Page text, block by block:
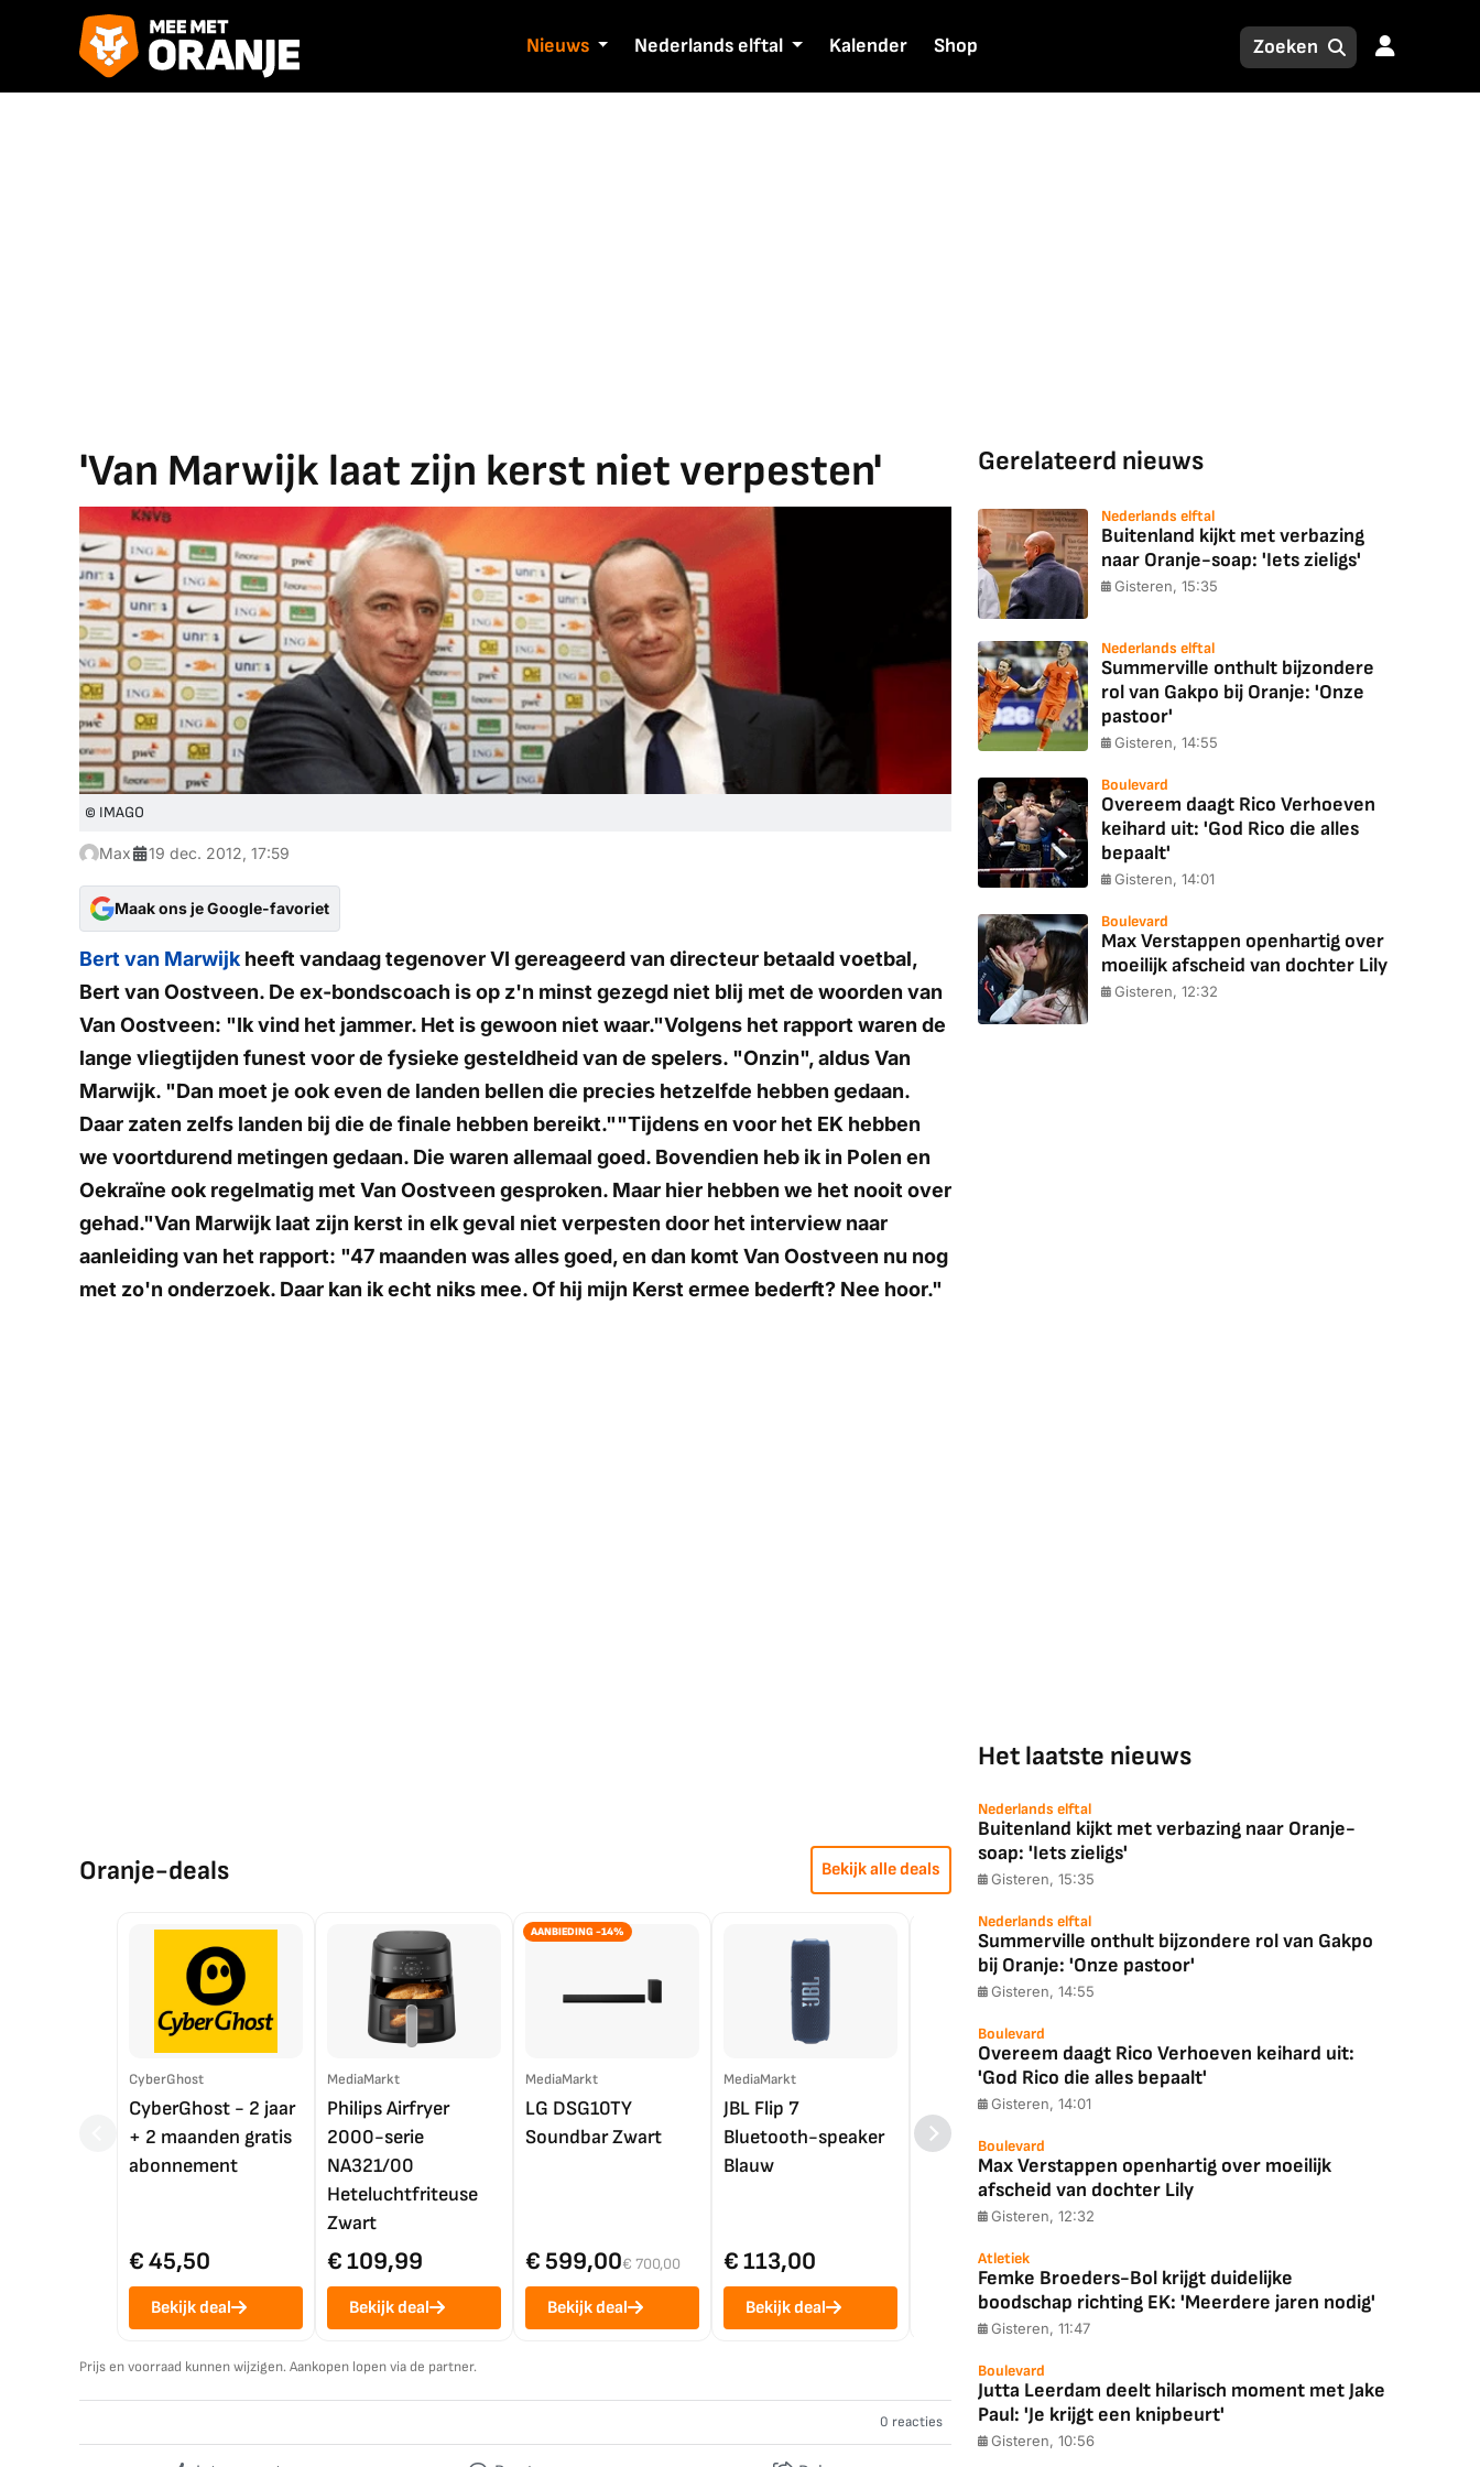
Nieuws Nederlands elftal Kalender Shop
'Van Marwijk laat zijn kerst niet verpesten'
© IMAGO
Max 19 dec. 2012, 17:59
Maak ons je Google-favoriet
Bert van Marwijk heeft vandaag tegenover VI gereageerd van directeur betaald voetbal,
Bert van Oostveen. De ex-bondscoach is op z'n minst gezegd niet blij met de woorden van
Van Oostveen: "Ik vind het jammer. Het is gewoon niet waar."Volgens het rapport waren de
lange vliegtijden funest voor de fysieke gesteldheid van de spelers. "Onzin", aldus Van
Marwijk. "Dan moet je ook even de landen bellen die precies hetzelfde hebben gedaan.
Daar zaten zelfs landen bij die de finale hebben bereikt.""Tijdens en voor het EK hebben
we voortdurend metingen gedaan. Die waren allemaal goed. Bovendien heb ik in Polen en
Oekraïne ook regelmatig met Van Oostveen gesproken. Maar hier hebben we het nooit over
gehad."Van Marwijk laat zijn kerst in elk geval niet verpesten door het interview naar
aanleiding van het rapport: "47 maanden was alles goed, en dan komt Van Oostveen nu nog
met zo'n onderzoek. Daar kan ik echt niks mee. Of hij mijn Kerst ermee bederft? Nee hoor."
Oranje-deals Bekijk alle deals
CyberGhost
CyberGhost - 2 jaar
+ 2 maanden gratis
abonnement
€ 45,50
Bekijk deal
MediaMarkt
Philips Airfryer
2000-serie
NA321/00
Heteluchtfriteuse
Zwart
€ 109,99
Bekijk deal
AANBIEDING -14%
MediaMarkt
LG DSG10TY
Soundbar Zwart
€ 599,00€ 700,00
Bekijk deal
MediaMarkt
JBL Flip 7
Bluetooth-speaker
Blauw
€ 113,00
Bekijk deal
LG OLED55C56LB
4K TV (2025)
€ 1.088,00
Bekijk deal
Coolblue
Bekijk deal Bekijk deal
Prijs en voorraad kunnen wijzigen. Aankopen lopen via de partner.
0 reacties
Gerelateerd nieuws
Nederlands elftal
Buitenland kijkt met verbazing
naar Oranje-soap: 'Iets zieligs'
Gisteren, 15:35
Nederlands elftal
Summerville onthult bijzondere
rol van Gakpo bij Oranje: 'Onze
pastoor'
Gisteren, 14:55
Boulevard
Overeem daagt Rico Verhoeven
keihard uit: 'God Rico die alles
bepaalt'
Gisteren, 14:01
Boulevard
Max Verstappen openhartig over
moeilijk afscheid van dochter Lily
Gisteren, 12:32
Het laatste nieuws
Nederlands elftal
Buitenland kijkt met verbazing naar Oranje-
soap: 'Iets zieligs'
Gisteren, 15:35
Nederlands elftal
Summerville onthult bijzondere rol van Gakpo
bij Oranje: 'Onze pastoor'
Gisteren, 14:55
Boulevard
Overeem daagt Rico Verhoeven keihard uit:
'God Rico die alles bepaalt'
Gisteren, 14:01
Boulevard
Max Verstappen openhartig over moeilijk
afscheid van dochter Lily
Gisteren, 12:32
Atletiek
Femke Broeders-Bol krijgt duidelijke
boodschap richting EK: 'Meerdere jaren nodig'
Gisteren, 11:47
Boulevard
Jutta Leerdam deelt hilarisch moment met Jake
Paul: 'Je krijgt een knipbeurt'
Gisteren, 10:56